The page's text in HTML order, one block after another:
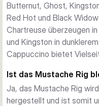
Strömungen besser
Farbenvielfalt
Acht bewährte Farben
wie Butternut und
wie Red Hot und
dunklere Farben in trübem
Butternut, Ghost,
Red Hot und Black
Chartreuse überzeugen
und Kingston in
Cappuccino bietet
Ist das Mustache Rig
Ja, das Mustache Rig
hergestellt und ist somit